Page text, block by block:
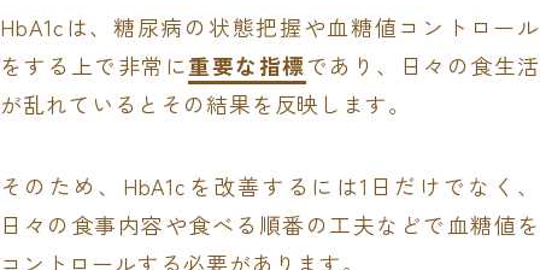
HbA1cは、糖尿病の状態把握や血糖値コントロール
をする上で非常に重要な指標であり、日々の食生活
が乱れているとその結果を反映します。
そのため、HbA1cを改善するには1日だけでなく、
日々の食事内容や食べる順番の工夫などで血糖値を
コントロールする必要があります。